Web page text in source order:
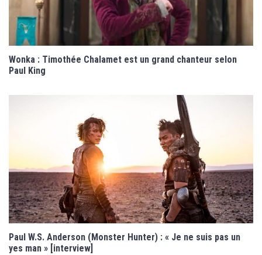
Wonka : Timothée Chalamet est un grand chanteur selon
Paul King
Paul W.S. Anderson (Monster Hunter) : « Je ne suis pas un
yes man » [interview]